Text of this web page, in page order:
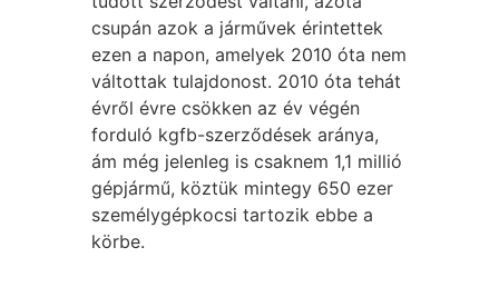
csupán azok a járművek érintettek
ezen a napon, amelyek 2010 óta nem
váltottak tulajdonost. 2010 óta tehát
évről évre csökken az év végén
forduló kgfb-szerződések aránya,
ám még jelenleg is csaknem 1,1 millió
gépjármű, köztük mintegy 650 ezer
személygépkocsi tartozik ebbe a
körbe.